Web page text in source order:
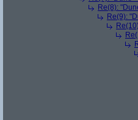
Re(8):
Re(9):